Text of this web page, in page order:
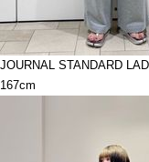
JOURNAL STANDARD
167cm